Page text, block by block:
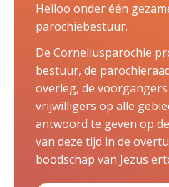
Heiloo onder één
parochiebestuur.
De Corneliusparochie
bestuur, de
overleg, de
vrijwilligers op alle
antwoord te geven op
van deze tijd in de
boodschap van Jezus